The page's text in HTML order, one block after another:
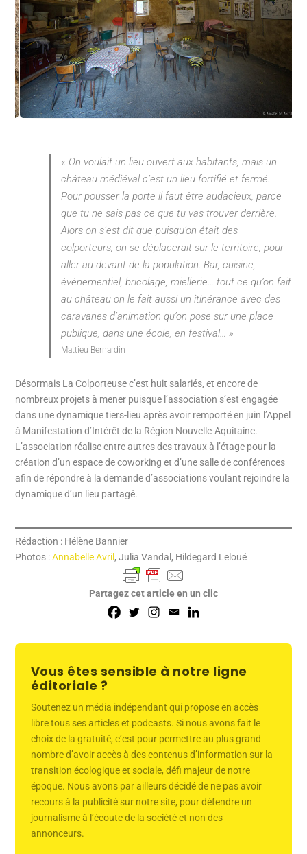
« On voulait un lieu ouvert aux habitants, mais un
château médiéval c’est un lieu fortifié et fermé.
Pour pousser la porte il faut être audacieux, parce
que tu ne sais pas ce que tu vas trouver derrière.
Alors on s’est dit que puisqu’on était des
colporteurs, on se déplacerait sur le territoire, pour
aller au devant de la population. Bar, cuisine,
événementiel, bricolage, miellerie… tout ce qu’on fait
au château on le fait aussi un itinérance avec des
caravanes d’animation qu’on pose sur une place
publique, dans une école, en festival… »
Mattieu Bernardin
Désormais La Colporteuse c’est huit salariés, et encore de
nombreux projets à mener puisque l’association s’est engagée
dans une dynamique tiers-lieu après avoir remporté en juin l’Appel
à Manifestation d’Intérêt de la Région Nouvelle-Aquitaine.
L’association réalise entre autres des travaux à l’étage pour la
création d’un espace de coworking et d’une salle de conférences
afin de répondre à la demande d’associations voulant rejoindre la
dynamique d’un lieu partagé.
Rédaction : Hélène Bannier
Photos :Annabelle Avril , Julia Vandal, Hildegard Leloué
Partagez cet article en un clic
Vous êtes sensible à notre ligne
éditoriale ?
Soutenez un média indépendant qui propose en accès
libre tous ses articles et podcasts. Si nous avons fait le
choix de la gratuité, c’est pour permettre au plus grand
nombre d’avoir accès à des contenus d’information sur la
transition écologique et sociale, défi majeur de notre
époque. Nous avons par ailleurs décidé de ne pas avoir
recours à la publicité sur notre site, pour défendre un
journalisme à l’écoute de la société et non des
annonceurs.